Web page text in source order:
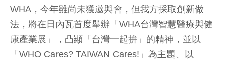
WHA，今年雖尚未獲邀與會，但我方採取創新做
法，將在日內瓦首度舉辦「WHA台灣智慧醫療與健
康產業展」，凸顯「台灣一起拚」的精神，並以
「WHO Cares? TAIWAN Cares!」為主題、以